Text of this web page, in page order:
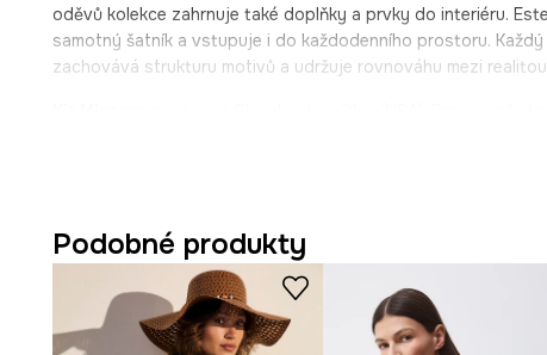
oděvů kolekce zahrnuje také doplňky a prvky do interiéru.
samotný šatník a vstupuje i do každodenního prostoru.
zachovává strukturu motivů a udržuje rovnováhu mezi
barevných světů, bytostí, duchů a spletitých lidských emocí –
univerzální.
Podobné produkty